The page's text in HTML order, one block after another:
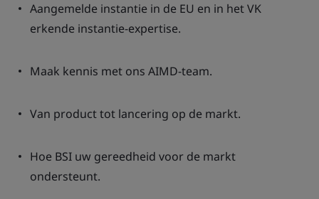
Aangemelde instantie in de EU en in het VK
erkende instantie-expertise.
Maak kennis met ons AIMD-team.
Van product tot lancering op de markt.
Hoe BSI uw gereedheid voor de markt
ondersteunt.